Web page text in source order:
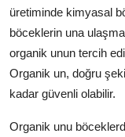
üretiminde kimyasal
böceklerin una
organik unun tercih
Organik un, doğru
kadar güvenli olabilir.
Organik unu